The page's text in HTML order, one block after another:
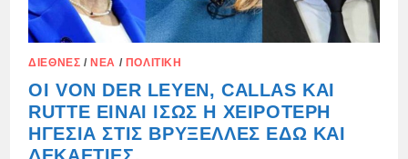
ΔΙΕΘΝΈΣ / ΝΈΑ / ΠΟΛΙΤΙΚΉ
ΟΙ VON DER LEYEN, CALLAS ΚΑΙ
RUTTE ΕΊΝΑΙ ΊΣΩΣ Η ΧΕΙΡΌΤΕΡΗ
ΗΓΕΣΊΑ ΣΤΙΣ ΒΡΥΞΈΛΛΕΣ ΕΔΏ ΚΑΙ